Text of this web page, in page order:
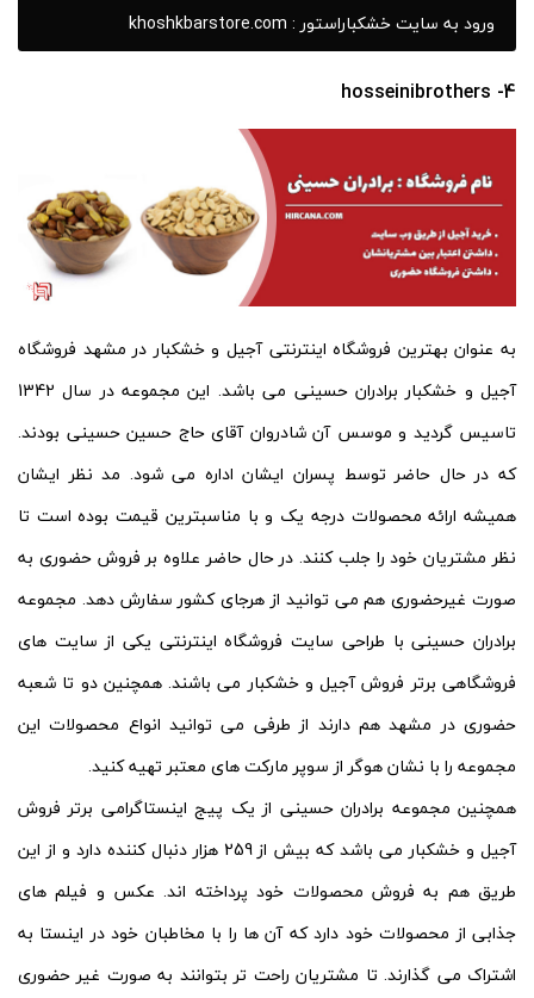
ورود به سایت خشکباراستور : khoshkbarstore.com
4- hosseinibrothers
به عنوان بهترین فروشگاه اینترنتی آجیل و خشکبار در مشهد فروشگاه
آجیل و خشکبار برادران حسینی می باشد. این مجموعه در سال 1342
تاسیس گردید و موسس آن شادروان آقای حاج حسین حسینی بودند.
که در حال حاضر توسط پسران ایشان اداره می شود. مد نظر ایشان
همیشه ارائه محصولات درجه یک و با مناسبترین قیمت بوده است تا
نظر مشتریان خود را جلب کنند. در حال حاضر علاوه بر فروش حضوری به
صورت غیرحضوری هم می توانید از هرجای کشور سفارش دهد. مجموعه
برادران حسینی با طراحی سایت فروشگاه اینترنتی یکی از سایت های
فروشگاهی برتر فروش آجیل و خشکبار می باشند. همچنین دو تا شعبه
حضوری در مشهد هم دارند از طرفی می توانید انواع محصولات این
مجموعه را با نشان هوگر از سوپر مارکت های معتبر تهیه کنید.
همچنین مجموعه برادران حسینی از یک پیج اینستاگرامی برتر فروش
آجیل و خشکبار می باشد که بیش از 259 هزار دنبال کننده دارد و از این
طریق هم به فروش محصولات خود پرداخته اند. عکس و فیلم های
جذابی از محصولات خود دارد که آن ها را با مخاطبان خود در اینستا به
اشتراک می گذارند. تا مشتریان راحت تر بتوانند به صورت غیر حضوری